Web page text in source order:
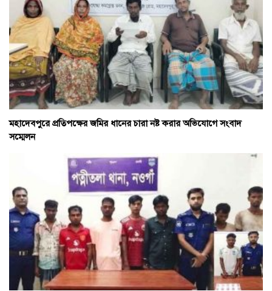
মহাদেবপুরে প্রতিপক্ষের জমির ধানের চারা নষ্ট করার অভিযোগে সংবাদ
সম্মেলন